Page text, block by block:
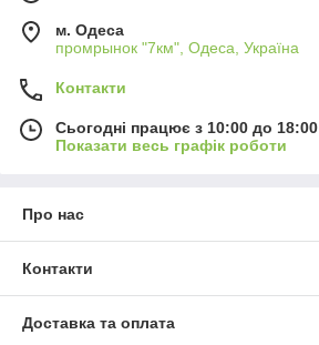
м. Одеса
промрынок "7км", Одеса, Україна
Контакти
Сьогодні працює з 10:00 до 18:00
Показати весь графік роботи
Про нас
Контакти
Доставка та оплата